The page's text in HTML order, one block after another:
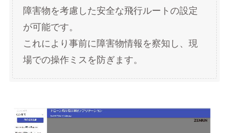
障害物を考慮した安全な飛行ルートの設定
が可能です。
これにより事前に障害物情報を察知し、現
場での操作ミスを防ぎます。